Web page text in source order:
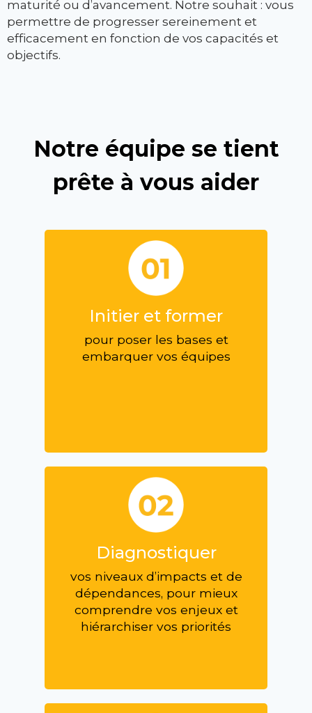
maturité ou d’avancement. Notre souhait : vous
permettre de progresser sereinement et
efficacement en fonction de vos capacités et
objectifs.
Notre équipe se tient
prête à vous aider
Initier et former
pour poser les bases et
embarquer vos équipes
Diagnostiquer
vos niveaux d’impacts et de
dépendances, pour mieux
comprendre vos enjeux et
hiérarchiser vos priorités